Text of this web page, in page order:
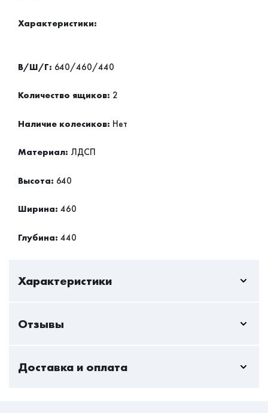
Характеристики:
В/Ш/Г: 640/460/440
Количество ящиков: 2
Наличие колесиков: Нет
Материал: ЛДСП
Высота: 640
Ширина: 460
Глубина: 440
Характеристики
Отзывы
Пока нет отзывов - вы можете стать первым
Только авторизованный пользователь может оставлять
Доставка и оплата